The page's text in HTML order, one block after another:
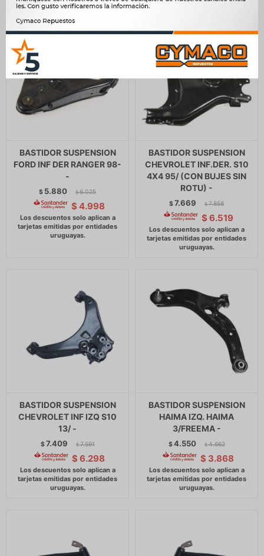
BASTIDOR SUSPENSION
FORD INF DER RANGER 98-
-
$ 5.880 $ 6.025
$ 4.998
BASTIDOR SUSPENSION
CHEVROLET INF.DER. S10
4X4 95/ (CON BUJES SIN
ROTU) -
$7.669 $ 7.858
$ 6.519
BASTIDOR SUSPENSION
CHEVROLET INF IZQ S10
13/ -
$7.409 $ 7.591
$ 6.298
BASTIDOR SUSPENSION
HAIMA IZQ. HAIMA
3/FREEMA -
$4.550 $ 4.662
$ 3.868